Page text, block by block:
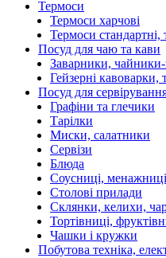
Термоси
Термоси харчові
Термоси стандартні,
Посуд для чаю та кави
Заварники,
Гейзерні кавоварки,
Посуд для
Графіни та глечики
Тарілки
Миски, салатники
Сервізи
Блюда
Соусниці,
Столові прилади
Склянки, келихи,
Тортівниці,
Чашки і кружки
Побутова техніка,